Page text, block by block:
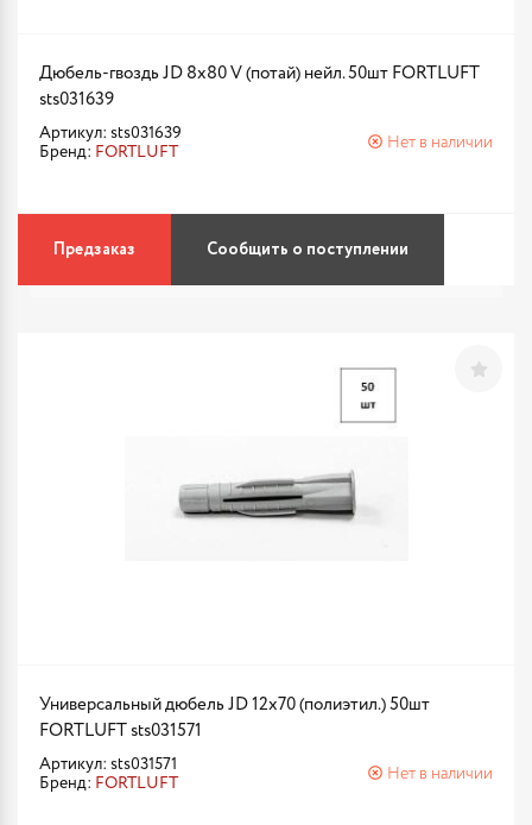
Дюбель-гвоздь JD 8х80 V (потай) нейл. 50шт FORTLUFT
sts031639
Артикул: sts031639
Бренд: FORTLUFT
Нет в наличии
Предзаказ Сообщить о поступлении
Универсальный дюбель JD 12х70 (полиэтил.) 50шт
FORTLUFT sts031571
Артикул: sts031571
Бренд: FORTLUFT
Нет в наличии